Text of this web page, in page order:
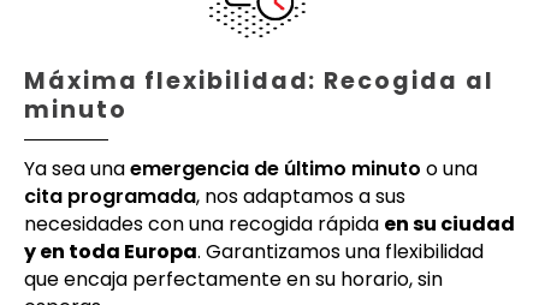
Máxima flexibilidad: Recogida al
minuto
Ya sea unaemergencia de último minuto o una
cita programada, nos adaptamos a sus
necesidades con una recogida rápida en su ciudad
y en toda Europa. Garantizamos una flexibilidad
que encaja perfectamente en su horario, sin